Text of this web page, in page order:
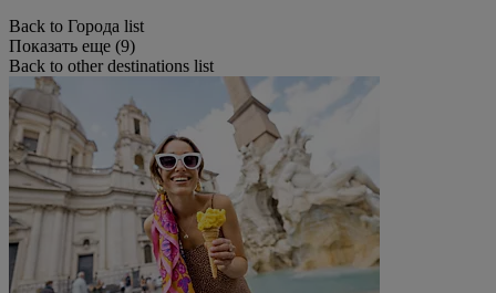
Back to Города list
Показать еще (9)
Back to other destinations list